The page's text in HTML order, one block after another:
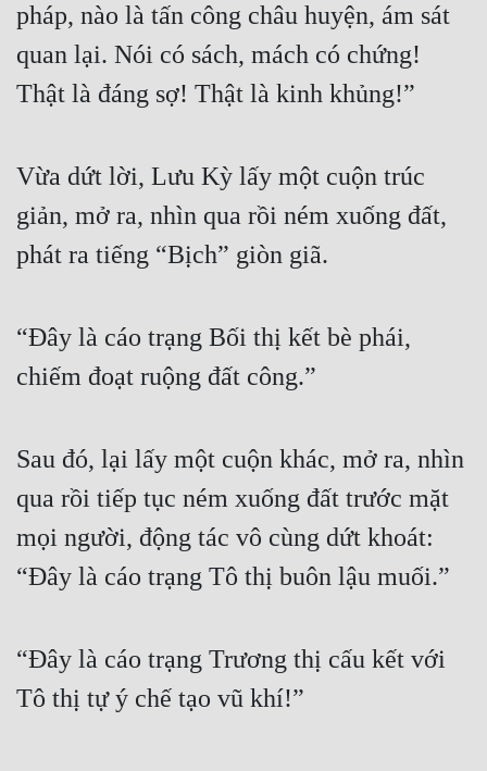
pháp, nào là tấn công châu huyện, ám sát
quan lại. Nói có sách, mách có chứng!
Thật là đáng sợ! Thật là kinh khủng!”
Vừa dứt lời, Lưu Kỳ lấy một cuộn trúc
giản, mở ra, nhìn qua rồi ném xuống đất,
phát ra tiếng “Bịch” giòn giã.
“Đây là cáo trạng Bối thị kết bè phái,
chiếm đoạt ruộng đất công.”
Sau đó, lại lấy một cuộn khác, mở ra, nhìn
qua rồi tiếp tục ném xuống đất trước mặt
mọi người, động tác vô cùng dứt khoát:
“Đây là cáo trạng Tô thị buôn lậu muối.”
“Đây là cáo trạng Trương thị cấu kết với
Tô thị tự ý chế tạo vũ khí!”